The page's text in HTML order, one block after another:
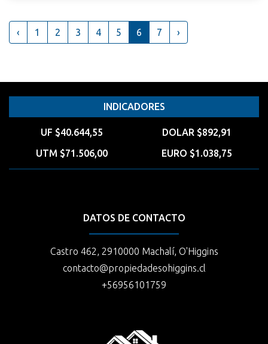
‹ 1 2 3 4 5 6 7 ›
INDICADORES
UF $40.644,55
DOLAR $892,91
UTM $71.506,00
EURO $1.038,75
DATOS DE CONTACTO
Castro 462, 2910000 Machalí, O'Higgins
contacto@propiedadesohiggins.cl
+56956101759